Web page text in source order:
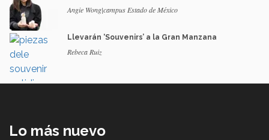
Angie Wong|campus Estado de México
Llevarán ‘Souvenirs’ a la Gran Manzana
Rebeca Ruiz
Lo más nuevo